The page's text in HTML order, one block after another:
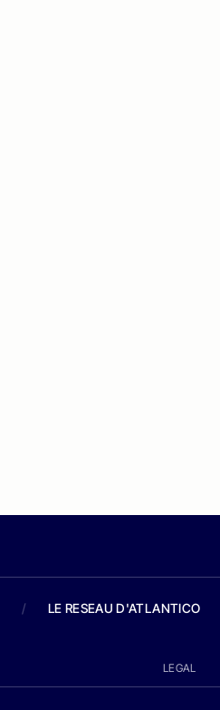
/ LE RESEAU D'ATLANTICO
LEGAL